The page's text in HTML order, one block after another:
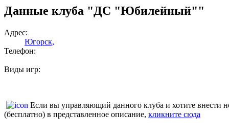
Данные клуба "ДС "Юбилейный""
Адрес:
Югорск,
Телефон:
Виды игр:
Если вы управляющий данного клуба и хотите внести
(бесплатно) в представленное описание, кликните сюда